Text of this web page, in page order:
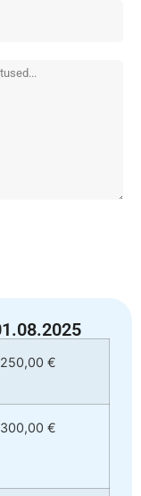
250,00 €
300,00 €